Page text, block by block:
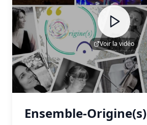
Voir la vidéo
Ensemble-Origine(s)